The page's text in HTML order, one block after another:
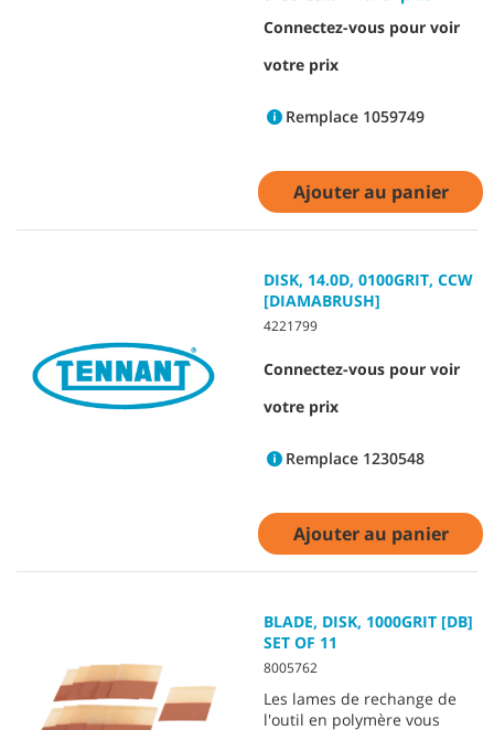
Connectez-vous pour voir
votre prix
Remplace 1059749
Ajouter au panier
DISK, 14.0D, 0100GRIT, CCW
[DIAMABRUSH]
4221799
Connectez-vous pour voir
votre prix
Remplace 1230548
Ajouter au panier
BLADE, DISK, 1000GRIT [DB]
SET OF 11
8005762
Les lames de rechange de
l'outil en polymère vous